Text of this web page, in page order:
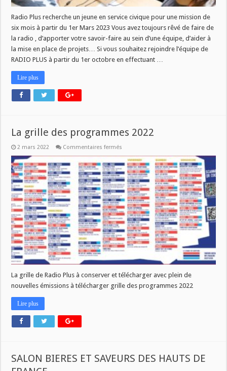
Radio Plus recherche un jeune en service civique pour une mission de
six mois à partir du 1er Mars 2023 Vous avez toujours rêvé de faire de
la radio , d’apporter votre savoir-faire au sein d’une équipe, d’aider à
la mise en place de projets… Si vous souhaitez rejoindre l’équipe de
RADIO PLUS à partir du 1er octobre en effectuant …
Lire plus
La grille des programmes 2022
2 mars 2022 Commentaires fermés
grille
des
programmes
2022
La grille de Radio Plus à conserver et télécharger avec plein de
nouvelles émissions à télécharger grille des programmes 2022
Lire plus
SALON BIERES ET SAVEURS DES HAUTS DE